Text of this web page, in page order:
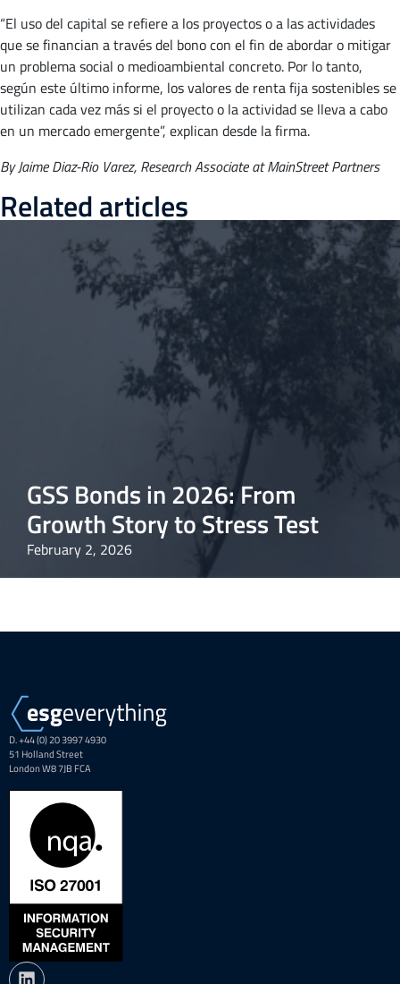
“El uso del capital se refiere a los proyectos o a las actividades
que se financian a través del bono con el fin de abordar o mitigar
un problema social o medioambiental concreto. Por lo tanto,
según este último informe, los valores de renta fija sostenibles se
utilizan cada vez más si el proyecto o la actividad se lleva a cabo
en un mercado emergente”, explican desde la firma.
By Jaime Diaz-Rio Varez, Research Associate at MainStreet Partners
Related articles
GSS Bonds in 2026: From
Growth Story to Stress Test
February 2, 2026
D. +44 (0) 20 3997 4930
51 Holland Street
London W8 7JB FCA